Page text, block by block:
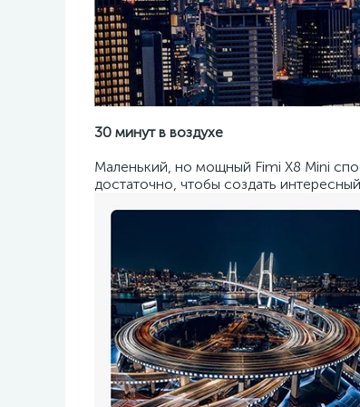
30 минут в воздухе
Маленький, но мощный Fimi X8 Mini
достаточно, чтобы создать